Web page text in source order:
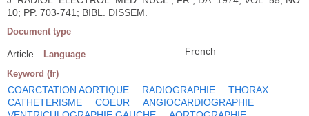
10; PP. 703-741; BIBL. DISSEM.
Document type
Article Language French
Keyword (fr)
COARCTATION AORTIQUE RADIOGRAPHIE
THORAX
CATHETERISME
COEUR
ANGIOCARDIOGRAPHIE